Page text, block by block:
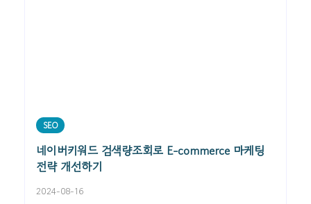
SEO
네이버키워드 검색량조회로 E-commerce 마케팅
전략 개선하기
2024-08-16